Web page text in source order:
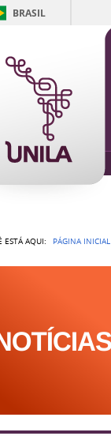
BRASIL
ESTÁ AQUI: PÁGINA INICIAL